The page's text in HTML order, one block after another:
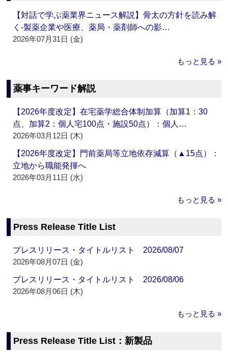
【対話で学ぶ薬業界ニュース解説】骨太の方針を読み解
く‐製薬企業や医療、薬局・薬剤師への影…
2026年07月31日 (金)
もっと見る »
薬事キーワード解説
【2026年度改定】在宅薬学総合体制加算（加算1：30
点、加算2：個人宅100点・施設50点）：個人…
2026年03月12日 (木)
【2026年度改定】門前薬局等立地依存減算（▲15点）：
立地から職能発揮へ
2026年03月11日 (水)
もっと見る »
Press Release Title List
プレスリリース・タイトルリスト 2026/08/07
2026年08月07日 (金)
プレスリリース・タイトルリスト 2026/08/06
2026年08月06日 (木)
もっと見る »
Press Release Title List：新製品